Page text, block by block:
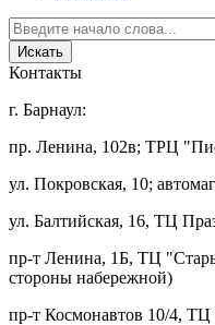
Контакты
г. Барнаул:
пр. Ленина, 102в; ТРЦ
ул. Покровская, 10;
ул. Балтийская, 16, ТЦ
пр-т Ленина, 1Б, ТЦ
стороны набережной)
пр-т Космонавтов 10/4,